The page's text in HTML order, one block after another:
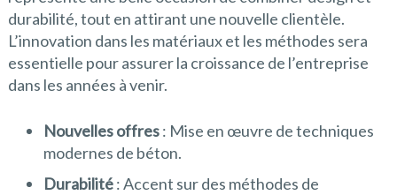
durabilité, tout en attirant une nouvelle clientèle.
L’innovation dans les matériaux et les méthodes sera
essentielle pour assurer la croissance de l’entreprise
dans les années à venir.
Nouvelles offres: Mise en œuvre de techniques
modernes de béton.
Durabilité: Accent sur des méthodes de